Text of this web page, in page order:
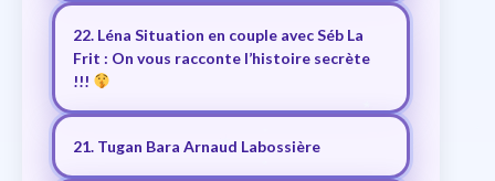
22. Léna Situation en couple avec Séb La
Frit : On vous racconte l’histoire secrète
!!!
21. Tugan Bara Arnaud Labossière